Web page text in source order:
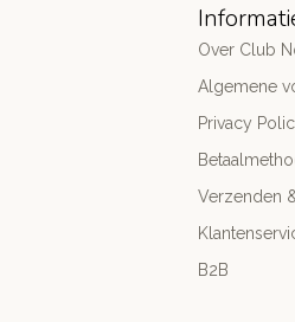
Over Club
Algemene
Privacy
Verzenden
B2B